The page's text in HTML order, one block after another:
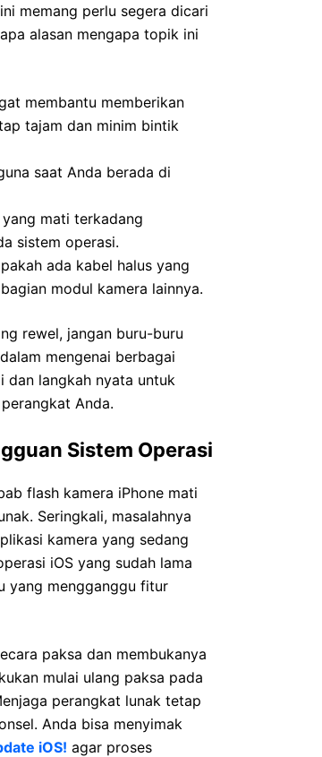
memang perlu segera dicari
alasan mengapa topik ini
membantu memberikan
tajam dan minim bintik
saat Anda berada di
yang mati terkadang
sistem operasi.
ada kabel halus yang
modul kamera lainnya.
rewel, jangan buru-buru
mengenai berbagai
dan langkah nyata untuk
Anda.
Sistem Operasi
flash kamera iPhone mati
Seringkali, masalahnya
kamera yang sedang
iOS yang sudah lama
yang mengganggu fitur
paksa dan membukanya
mulai ulang paksa pada
perangkat lunak tetap
Anda bisa menyimak
iOS! agar proses